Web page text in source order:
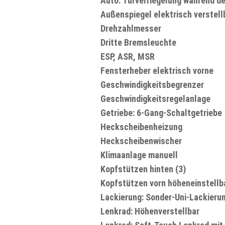
Außenspiegel elektrisch
Drehzahlmesser
Dritte Bremsleuchte
ESP, ASR, MSR
Fensterheber elektrisch vorne
Geschwindigkeitsbegrenzer
Geschwindigkeitsregelanlage
Getriebe: 6-Gang-Schaltgetriebe
Heckscheibenheizung
Heckscheibenwischer
Klimaanlage manuell
Kopfstützen hinten (3)
Kopfstützen vorn
Lackierung: Sonder-Uni-
Lenkrad: Höhenverstellbar